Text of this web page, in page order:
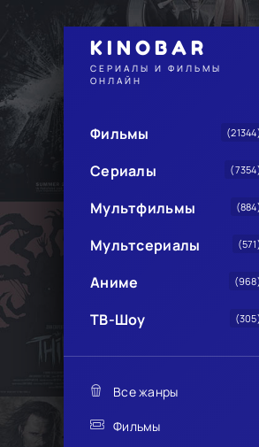
KINOBAR
СЕРИАЛЫ И ФИЛЬМЫ
ОНЛАЙН
Фильмы
Сериалы
Мультфильмы
Мультсериалы
Аниме
ТВ-Шоу
Все жанры
Фильмы